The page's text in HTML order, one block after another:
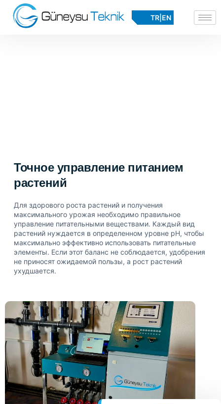
TR EN
Точное управление питанием
растений
Для здорового роста растений и получения
максимального урожая необходимо правильное
управление питательными веществами. Каждый вид
растений нуждается в определенном уровне pH, чтобы
максимально эффективно использовать питательные
элементы. Если этот баланс не соблюдается, удобрения
не приносят ожидаемой пользы, а рост растений
ухудшается.